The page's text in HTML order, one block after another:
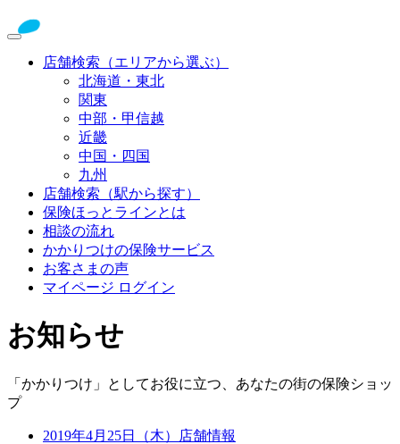
店舗検索（エリアから選ぶ）
北海道・東北
関東
中部・甲信越
近畿
中国・四国
九州
店舗検索（駅から探す）
保険ほっとラインとは
相談の流れ
かかりつけの保険サービス
お客さまの声
マイページ ログイン
お知らせ
「かかりつけ」としてお役に立つ、あなたの街の保険ショッ
プ
2019年4月25日（木）
店舗情報